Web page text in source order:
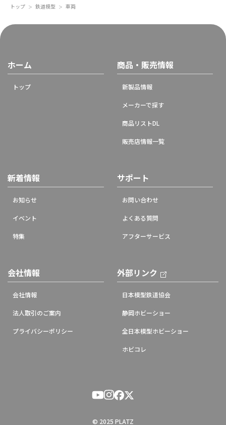
トップ ＞ 鉄道模型 ＞ 車両
ホーム
トップ
商品・販売情報
新製品情報
メーカーで探す
商品リストDL
販売店情報一覧
新着情報
お知らせ
イベント
特集
サポート
お問い合わせ
よくある質問
アフターサービス
会社情報
会社情報
法人取引のご案内
プライバシーポリシー
外部リンク
日本模型鉄道協会
静岡ホビーショー
全日本模型ホビーショー
ホビコレ
© 2025 PLATZ